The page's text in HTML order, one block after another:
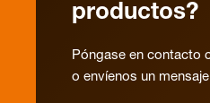
productos?
Póngase en contacto
o envíenos un